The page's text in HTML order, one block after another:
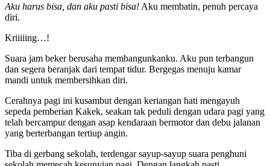
Aku harus bisa, dan aku pasti bisa! Aku membatin, penuh percaya
diri.
Kriiiiing…!
Suara jam beker berusaha membangunkanku. Aku pun terbangun
dan segera beranjak dari tempat tidur. Bergegas menuju kamar
mandi untuk membersihkan diri.
Cerahnya pagi ini kusambut dengan keriangan hati mengayuh
sepeda pemberian Kakek, seakan tak peduli dengan udara pagi yang
telah bercampur dengan asap kendaraan bermotor dan debu jalanan
yang berterbangan tertiup angin.
Tiba di gerbang sekolah, terdengar sayup-sayup suara penghuni